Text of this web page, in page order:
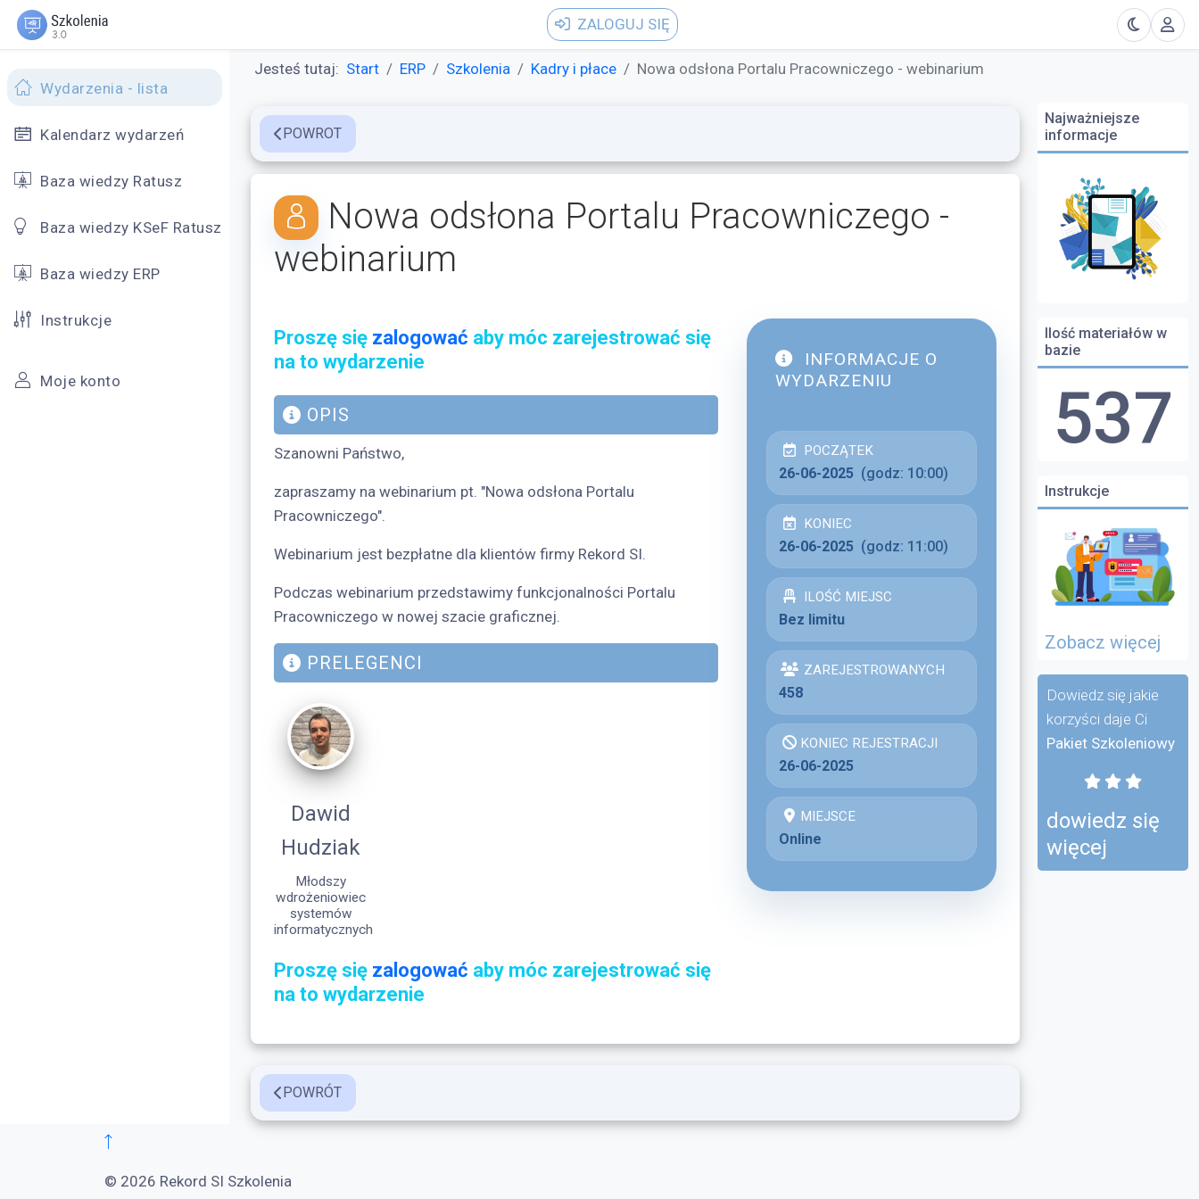
ZALOGUJ SIĘ
Wydarzenia - lista
Kalendarz wydarzeń
Baza wiedzy Ratusz
Baza wiedzy KSeF Ratusz
Baza wiedzy ERP
Instrukcje
Moje konto
Jesteś tutaj: Start ERP Szkolenia Kadry i płace Nowa odsłona Portalu Pracowniczego - webinarium
POWROT
Nowa odsłona Portalu Pracowniczego -
webinarium
Proszę się zalogować aby móc zarejestrować się
na to wydarzenie
OPIS
Szanowni Państwo,
zapraszamy na webinarium pt. "Nowa odsłona Portalu
Pracowniczego".
Webinarium jest bezpłatne dla klientów firmy Rekord SI.
Podczas webinarium przedstawimy funkcjonalności Portalu
Pracowniczego w nowej szacie graficznej.
PRELEGENCI
Dawid
Hudziak
Młodszy
wdrożeniowiec
systemów
informatycznych
Proszę się zalogować aby móc zarejestrować się
na to wydarzenie
INFORMACJE O
WYDARZENIU
POCZĄTEK
26-06-2025 (godz: 10:00)
KONIEC
26-06-2025 (godz: 11:00)
ILOŚĆ MIEJSC
Bez limitu
ZAREJESTROWANYCH
458
KONIEC REJESTRACJI
26-06-2025
MIEJSCE
Online
POWRÓT
Najważniejsze
informacje
Ilość materiałów w
bazie
537
Instrukcje
Zobacz więcej
Dowiedz się jakie
korzyści daje Ci
Pakiet Szkoleniowy
dowiedz się
więcej
© 2026 Rekord SI Szkolenia